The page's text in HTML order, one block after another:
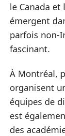
le Canada et
émergent
parfois non-
fascinant.
À Montréal,
organisent
équipes de
est
des